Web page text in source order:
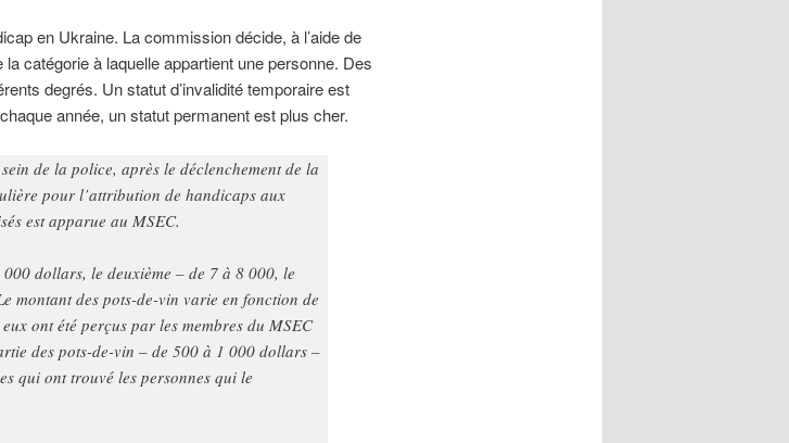
en Ukraine. La commission décide, à l’aide de
catégorie à laquelle appartient une personne. Des
degrés. Un statut d’invalidité temporaire est
année, un statut permanent est plus cher.
de la police, après le déclenchement de la
pour l’attribution de handicaps aux
est apparue au MSEC.
dollars, le deuxième – de 7 à 8 000, le
montant des pots-de-vin varie en fonction de
ont été perçus par les membres du MSEC
des pots-de-vin – de 500 à 1 000 dollars –
qui ont trouvé les personnes qui le